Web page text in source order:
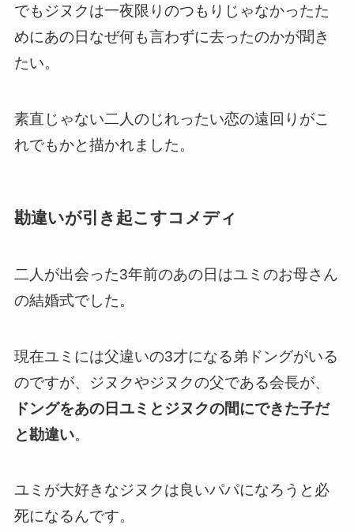
でもジヌクは一夜限りのつもりじゃなかったた
めにあの日なぜ何も言わずに去ったのかが聞き
たい。
素直じゃない二人のじれったい恋の遠回りがこ
れでもかと描かれました。
勘違いが引き起こすコメディ
二人が出会った3年前のあの日はユミのお母さん
の結婚式でした。
現在ユミには父違いの3才になる弟ドングがいる
のですが、ジヌクやジヌクの父である会長が、
ドングをあの日ユミとジヌクの間にできた子だ
と勘違い。
ユミが大好きなジヌクは良いパパになろうと必
死になるんです。